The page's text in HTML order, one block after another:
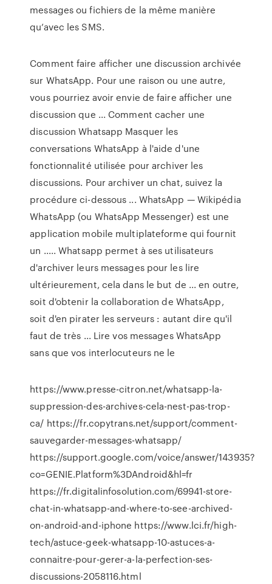
messages ou fichiers de la même manière
qu’avec les SMS.
Comment faire afficher une discussion archivée
sur WhatsApp. Pour une raison ou une autre,
vous pourriez avoir envie de faire afficher une
discussion que ... Comment cacher une
discussion Whatsapp Masquer les
conversations WhatsApp à l'aide d'une
fonctionnalité utilisée pour archiver les
discussions. Pour archiver un chat, suivez la
procédure ci-dessous ... WhatsApp — Wikipédia
WhatsApp (ou WhatsApp Messenger) est une
application mobile multiplateforme qui fournit
un ..... Whatsapp permet à ses utilisateurs
d'archiver leurs messages pour les lire
ultérieurement, cela dans le but de ... en outre,
soit d'obtenir la collaboration de WhatsApp,
soit d'en pirater les serveurs : autant dire qu'il
faut de très ... Lire vos messages WhatsApp
sans que vos interlocuteurs ne le
https://www.presse-citron.net/whatsapp-la-
suppression-des-archives-cela-nest-pas-trop-
ca/ https://fr.copytrans.net/support/comment-
sauvegarder-messages-whatsapp/
https://support.google.com/voice/answer/143935?
co=GENIE.Platform%3DAndroid&hl=fr
https://fr.digitalinfosolution.com/69941-store-
chat-in-whatsapp-and-where-to-see-archived-
on-android-and-iphone https://www.lci.fr/high-
tech/astuce-geek-whatsapp-10-astuces-a-
connaitre-pour-gerer-a-la-perfection-ses-
discussions-2058116.html